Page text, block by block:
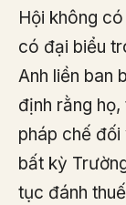
Hội không
có đại biểu
Anh liền ban
định rằng
pháp chế
bất kỳ
tục đánh